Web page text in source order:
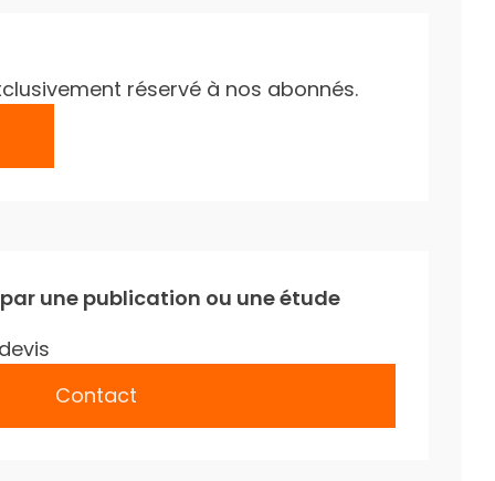
réservé à nos abonnés.
une publication ou une étude
Contact